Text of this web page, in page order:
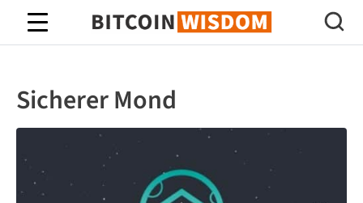
Bitcoin-Weisheit
Sicherer Mond